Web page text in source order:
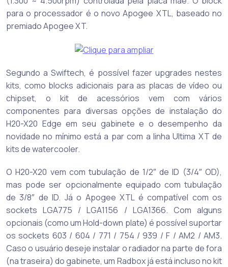
para o processador é o novo Apogee XTL, baseado no
premiado Apogee XT.
Segundo a Swiftech, é possível fazer upgrades nestes
kits, como blocks adicionais para as placas de vídeo ou
chipset, o kit de acessórios vem com vários
componentes para diversas opções de instalação do
H20-X20 Edge em seu gabinete e o desempenho da
novidade no mínimo está a par com a linha Ultima XT de
kits de watercooler.
O H20-X20 vem com tubulação de 1/2″ de ID (3/4″ OD),
mas pode ser opcionalmente equipado com tubulação
de 3/8″ de ID. Já o Apogee XTL é compatível com os
sockets LGA775 / LGA1156 / LGA1366. Com alguns
opcionais (como um Hold-down plate) é possível suportar
os sockets 603 / 604 / 771 / 754 / 939 / F / AM2 / AM3.
Caso o usuário deseje instalar o radiador na parte de fora
(na traseira) do gabinete, um Radbox já está incluso no kit